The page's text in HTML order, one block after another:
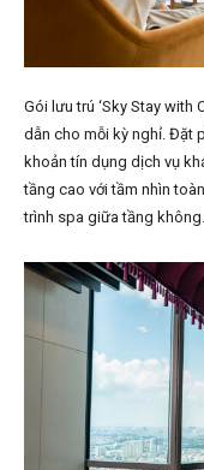
Gói lưu trú ‘Sky Stay with
dẫn cho mỗi kỳ nghỉ. Đặt
khoản tín dụng dịch vụ
tầng cao với tầm nhìn
trình spa giữa tầng không.